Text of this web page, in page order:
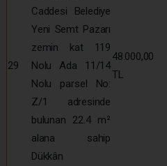
29
Caddesi Belediye
Yeni Semt Pazarı
zemin kat 119
Nolu Ada 11/14
Nolu parsel No:
Z/1 adresinde
bulunan 22.4 m²
alana sahip
Dükkân
48.000,00
TL